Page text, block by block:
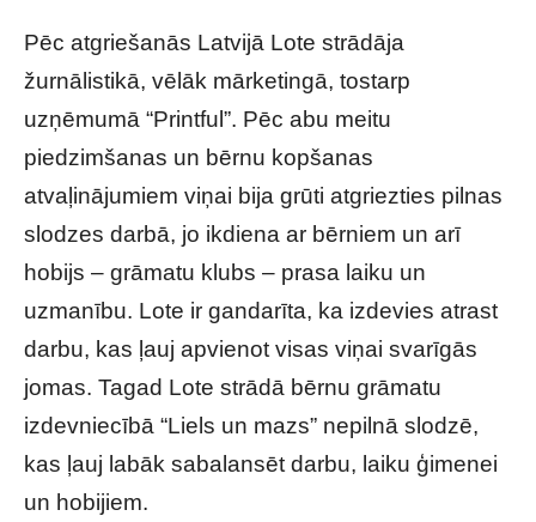
Pēc atgriešanās Latvijā Lote strādāja
žurnālistikā, vēlāk mārketingā, tostarp
uzņēmumā “Printful”. Pēc abu meitu
piedzimšanas un bērnu kopšanas
atvaļinājumiem viņai bija grūti atgriezties pilnas
slodzes darbā, jo ikdiena ar bērniem un arī
hobijs – grāmatu klubs – prasa laiku un
uzmanību. Lote ir gandarīta, ka izdevies atrast
darbu, kas ļauj apvienot visas viņai svarīgās
jomas. Tagad Lote strādā bērnu grāmatu
izdevniecībā “Liels un mazs” nepilnā slodzē,
kas ļauj labāk sabalansēt darbu, laiku ģimenei
un hobijiem.